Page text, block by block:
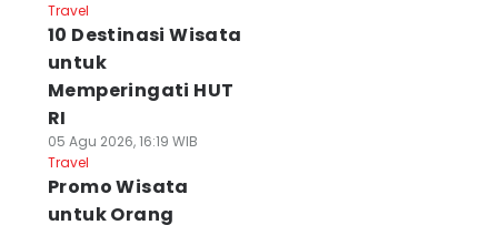
Travel
10 Destinasi Wisata
untuk
Memperingati HUT
RI
05 Agu 2026, 16:19 WIB
Travel
Promo Wisata
untuk Orang